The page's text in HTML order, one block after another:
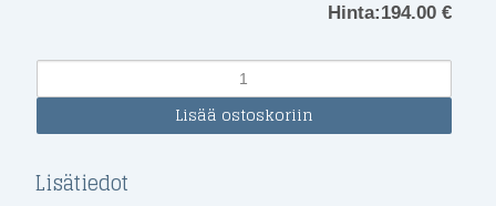
Hinta:194.00 €
Lisätiedot